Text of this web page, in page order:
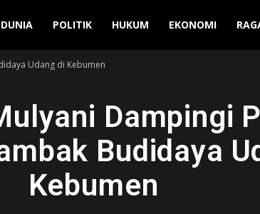
DUNIA POLITIK HUKUM EKONOMI
Udang di Kebumen
Dampingi
Budidaya
Kebumen